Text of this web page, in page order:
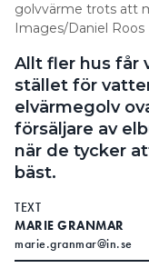
golvvärme trots att
Images/Daniel Roos
Allt fler hus får
stället för
elvärmegolv
försäljare av
när de tycker
bäst.
TEXT
MARIE GRANMAR
marie.granmar@in.se